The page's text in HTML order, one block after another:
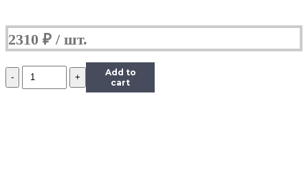
2310 ₽
Количество
Тонер
Add to
cart